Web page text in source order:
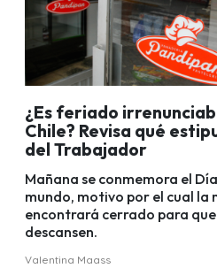
¿Es feriado
Chile? Revisa qué
del Trabajador
Mañana se conmemora el
mundo, motivo por el cual la
encontrará cerrado para
descansen.
Valentina Maass